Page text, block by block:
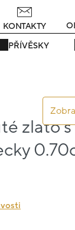
PŘÍVĚSKY
KONTAKTY
zlato s